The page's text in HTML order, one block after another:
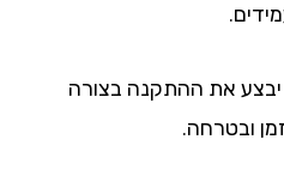
את ההתקנה בצורה